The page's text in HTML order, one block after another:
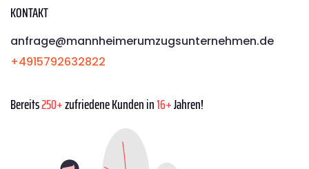
KONTAKT
anfrage@mannheimerumzugsunternehmen.de
+4915792632822
Bereits250+zufriedene Kunden in16+Jahren!